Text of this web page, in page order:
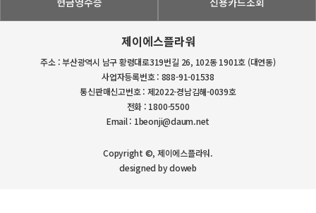
제이에스플라워
주소 : 부산광역시 남구 황령대로319번길 26, 102동 1901호 (대연동)
사업자등록번호 : 888-91-01538
통신판매신고번호 : 제2022-경남김해-0039호
전화 : 1800-5500
Email : 1beonji@daum.net
Copyright ©, 제이에스플라워.
designed by doweb